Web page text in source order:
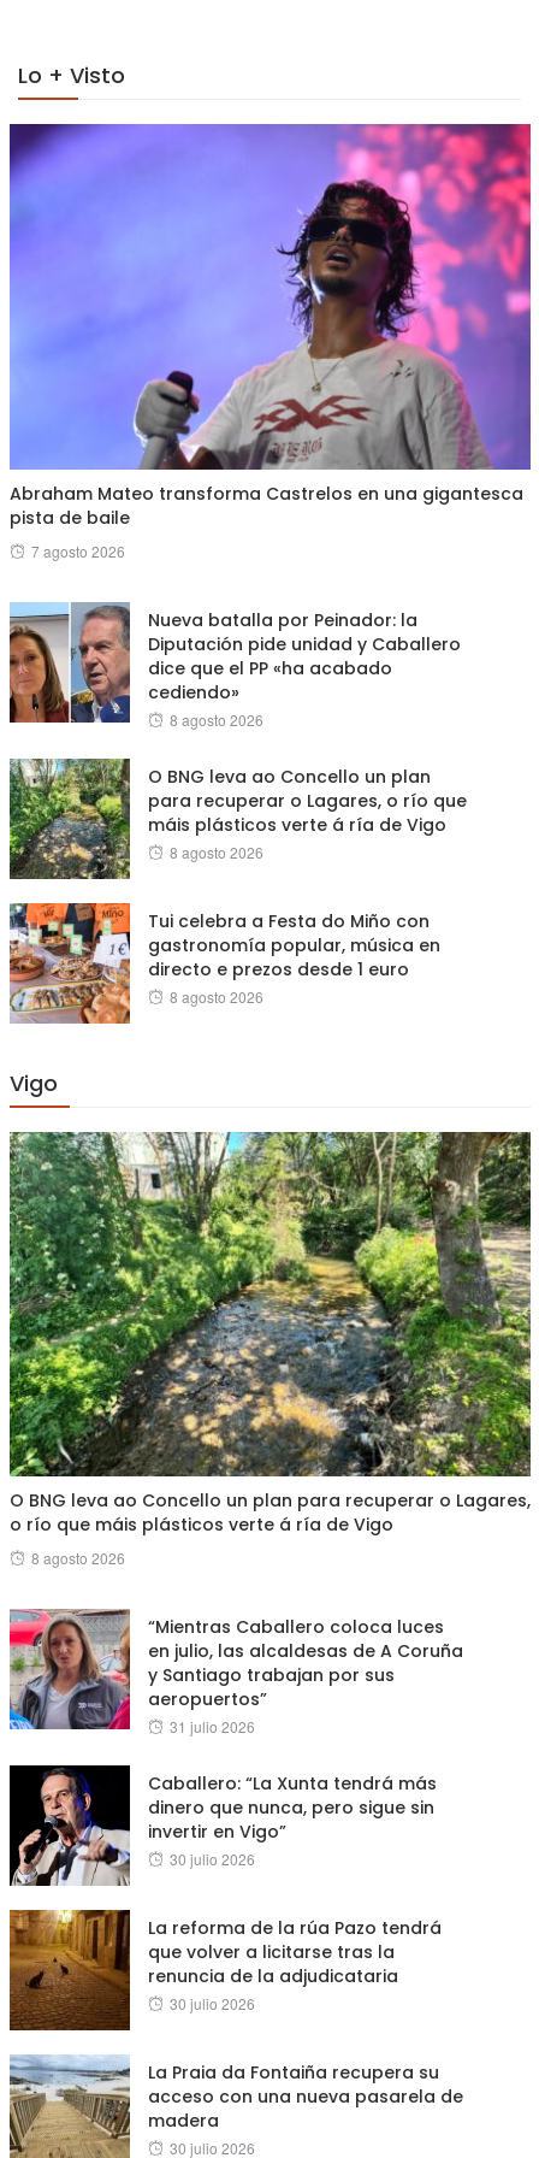
Lo + Visto
Abraham Mateo transforma Castrelos en una gigantesca
pista de baile
Posted
7 agosto 2026
Nueva batalla por Peinador: la
Diputación pide unidad y Caballero
dice que el PP «ha acabado
cediendo»
Posted
8 agosto 2026
O BNG leva ao Concello un plan
para recuperar o Lagares, o río que
máis plásticos verte á ría de Vigo
Posted
8 agosto 2026
Tui celebra a Festa do Miño con
gastronomía popular, música en
directo e prezos desde 1 euro
Posted
8 agosto 2026
Vigo
O BNG leva ao Concello un plan para recuperar o Lagares,
o río que máis plásticos verte á ría de Vigo
Posted
8 agosto 2026
“Mientras Caballero coloca luces
en julio, las alcaldesas de A Coruña
y Santiago trabajan por sus
aeropuertos”
Posted
31 julio 2026
Caballero: “La Xunta tendrá más
dinero que nunca, pero sigue sin
invertir en Vigo”
Posted
30 julio 2026
La reforma de la rúa Pazo tendrá
que volver a licitarse tras la
renuncia de la adjudicataria
Posted
30 julio 2026
La Praia da Fontaiña recupera su
acceso con una nueva pasarela de
madera
Posted
30 julio 2026